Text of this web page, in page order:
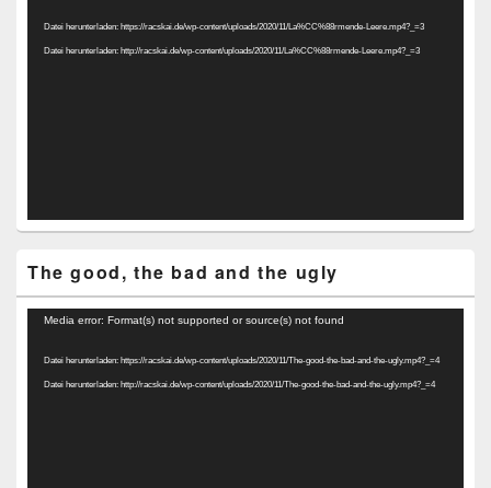
Datei herunterladen: https://racskai.de/wp-content/uploads/2020/11/La%CC%88rmende-Leere.mp4?_=3
Datei herunterladen: http://racskai.de/wp-content/uploads/2020/11/La%CC%88rmende-Leere.mp4?_=3
The good, the bad and the ugly
Video-
Media error: Format(s) not supported or source(s) not found
Datei herunterladen: https://racskai.de/wp-content/uploads/2020/11/The-good-the-bad-and-the-ugly.mp4?_=4
Datei herunterladen: http://racskai.de/wp-content/uploads/2020/11/The-good-the-bad-and-the-ugly.mp4?_=4